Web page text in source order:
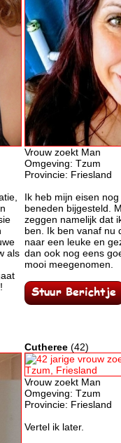
als
Vrouw zoekt Man
Omgeving: Tzum
Provincie: Friesland
Ik heb mijn eisen
beneden bijgesteld.
zeggen namelijk dat
ben. Ik ben vanaf nu
naar een leuke en
dan ook nog eens
mooi meegenomen.
Cutheree (42)
Vrouw zoekt Man
Omgeving: Tzum
Provincie: Friesland
Vertel ik later.